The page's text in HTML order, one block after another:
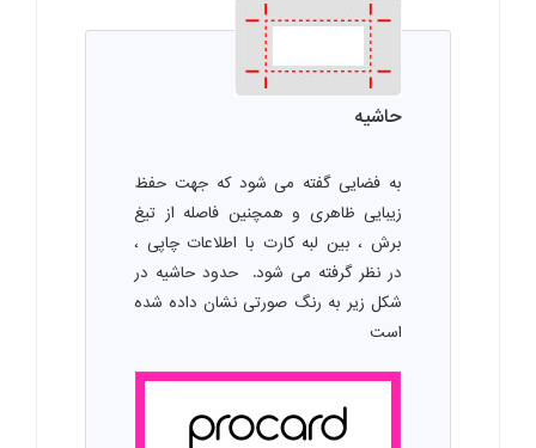
حاشیه
به فضایی گفته می شود که جهت حفظ
زیبایی ظاهری و همچنین فاصله از تیغ
برش ، بین لبه کارت با اطلاعات چاپی ،
در نظر گرفته می شود. حدود حاشیه در
شکل زیر به رنگ صورتی نشان داده شده
است